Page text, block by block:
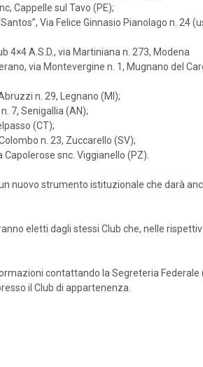
Cappelle sul Tavo (PE);
Via Felice Ginnasio Pianolago n. 24
4×4 A.S.D., via Martiniana n. 273, Modena
via Montevergine n. 1, Mugnano del
n. 29, Legnano (MI);
7, Senigallia (AN);
(CT);
n. 23, Zuccarello (SV);
snc. Viggianello (PZ).
nuovo strumento istituzionale che darà
eletti dagli stessi Club che, nelle
contattando la Segreteria Federale
il Club di appartenenza.